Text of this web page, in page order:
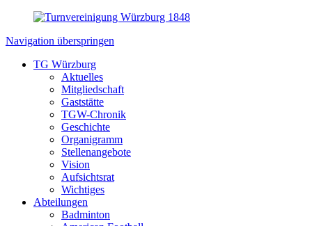
Navigation überspringen
TG Würzburg
Aktuelles
Mitgliedschaft
Gaststätte
TGW-Chronik
Geschichte
Organigramm
Stellenangebote
Vision
Aufsichtsrat
Wichtiges
Abteilungen
Badminton